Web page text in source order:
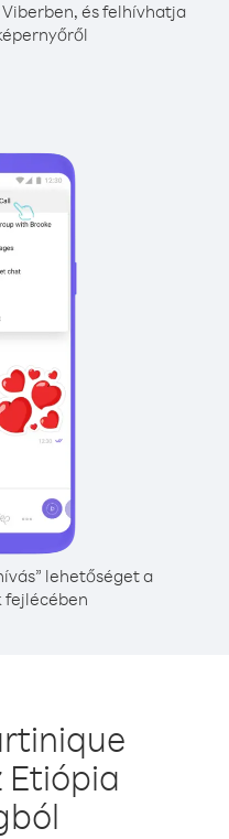
és felhívhatja
lehetőséget a
fejlécében
Etiópia